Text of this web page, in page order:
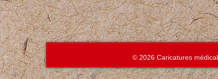
© 2026 Caricatures